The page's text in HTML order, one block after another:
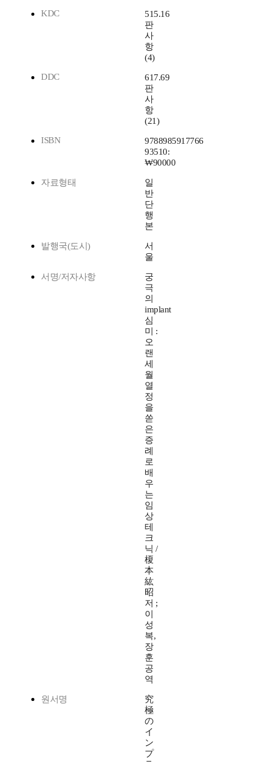
KDC
515.16
판
사
항
(4)
DDC
617.69
판
사
항
(21)
ISBN
9788985917766
93510:
₩90000
자료형태
일
반
단
행
본
발행국(도시)
서
울
서명/저자사항
궁
극
의
implant
심
미 :
오
랜
세
월
열
정
을
쏟
은
증
례
로
배
우
는
임
상
테
크
닉 /
榎
本
紘
昭
저 ;
이
성
복,
장
훈
공
역
원서명
究
極
の
イ
ン
プ